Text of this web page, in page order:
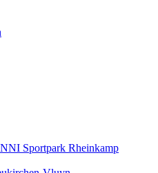
Sportpark Rheinkamp